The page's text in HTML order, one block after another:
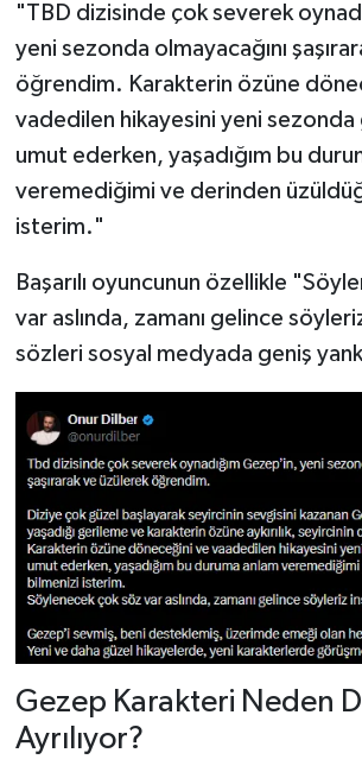
"TBD dizisinde çok severek
yeni sezonda olmayacağını
öğrendim. Karakterin özüne
vadedilen hikayesini yeni
umut ederken, yaşadığım bu
veremediğimi ve derinden
isterim."
Başarılı oyuncunun özellikle
var aslında, zamanı gelince
sözleri sosyal medyada geniş
Gezep Karakteri Neden
Ayrılıyor?